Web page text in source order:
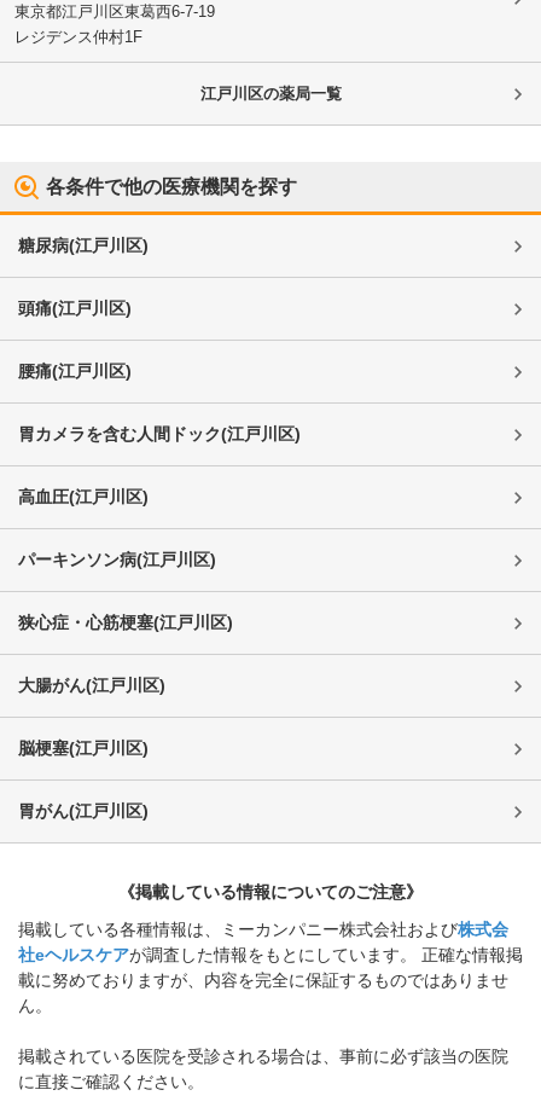
東京都江戸川区東葛西6-7-19
レジデンス仲村1F
江戸川区の薬局一覧
各条件で他の医療機関を探す
糖尿病(江戸川区)
頭痛(江戸川区)
腰痛(江戸川区)
胃カメラを含む人間ドック(江戸川区)
高血圧(江戸川区)
パーキンソン病(江戸川区)
狭心症・心筋梗塞(江戸川区)
大腸がん(江戸川区)
脳梗塞(江戸川区)
胃がん(江戸川区)
《掲載している情報についてのご注意》
掲載している各種情報は、ミーカンパニー株式会社および株式会
社eヘルスケアが調査した情報をもとにしています。 正確な情報掲
載に努めておりますが、内容を完全に保証するものではありませ
ん。
掲載されている医院を受診される場合は、事前に必ず該当の医院
に直接ご確認ください。